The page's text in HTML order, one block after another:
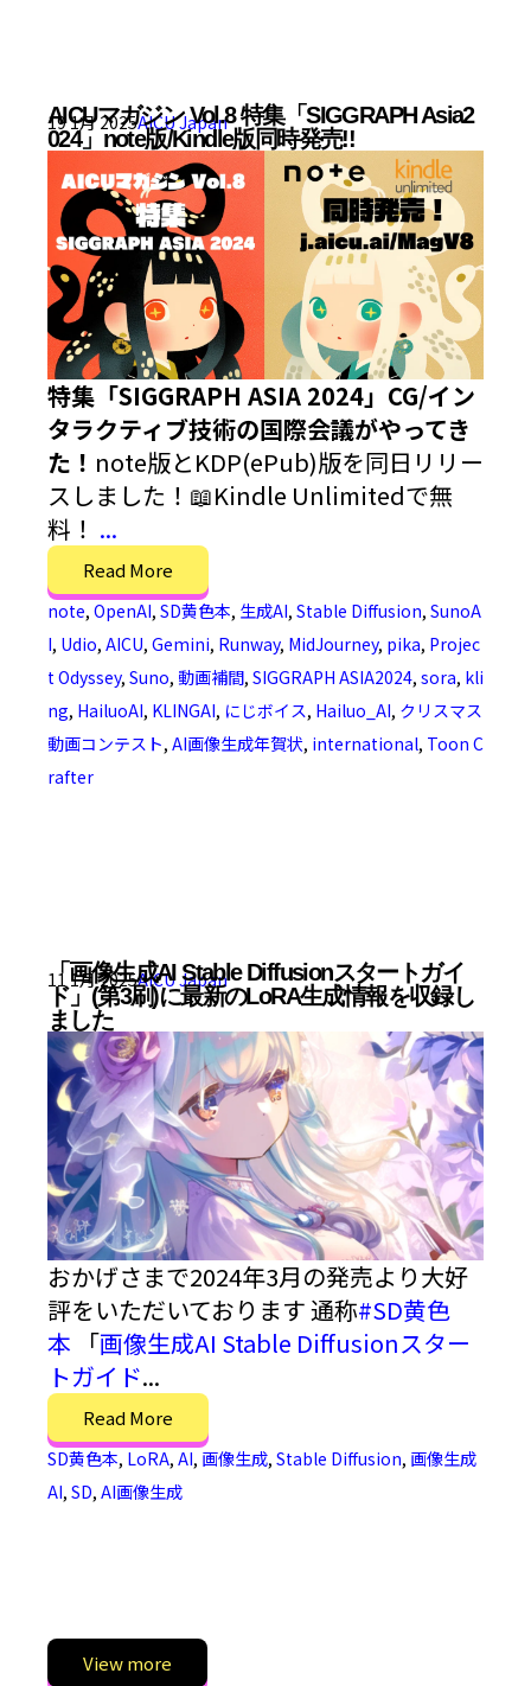
AICUマガジン Vol.8 特集「SIGGRAPH Asia2
024」note版/Kindle版同時発売!!
19 1月 2025AICU Japan
特集「SIGGRAPH ASIA 2024」CG/イン
タラクティブ技術の国際会議がやってき
た！ note版とKDP(ePub)版を同日リリー
スしました！📖Kindle Unlimitedで無
料！ ...
Read More
note, OpenAI, SD黄色本, 生成AI, Stable Diffusion, SunoA
I, Udio, AICU, Gemini, Runway, MidJourney, pika, Projec
t Odyssey, Suno, 動画補間, SIGGRAPH ASIA2024, sora, kli
ng, HailuoAI, KLINGAI, にじボイス, Hailuo_AI, クリスマス
動画コンテスト, AI画像生成年賀状, international, Toon C
rafter
「画像生成AI Stable Diffusionスタートガイ
ド」(第3刷)に最新のLoRA生成情報を収録し
ました
11 1月 2025AICU Japan
おかげさまで2024年3月の発売より大好
評をいただいております 通称#SD黄色
本 「画像生成AI Stable Diffusionスター
トガイド...
Read More
SD黄色本, LoRA, AI, 画像生成, Stable Diffusion, 画像生成
AI, SD, AI画像生成
View more